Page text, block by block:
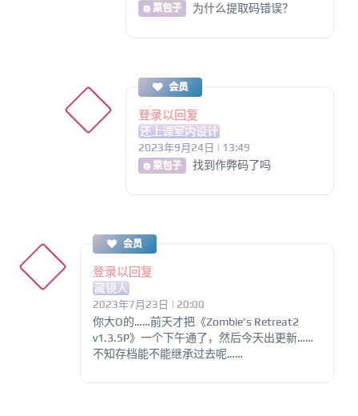
@ 菜包子 为什么提取码错误？
会员
登录以回复
还上课室内设计
2023年9月24日 | 13:49
@ 菜包子 找到作弊码了吗
会员
登录以回复
藏镜人
2023年7月23日 | 20:00
你大O的……前天才把《Zombie’s Retreat2
v1.3.5P》一个下午通了，然后今天出更新……
不知存档能不能继承过去呢……